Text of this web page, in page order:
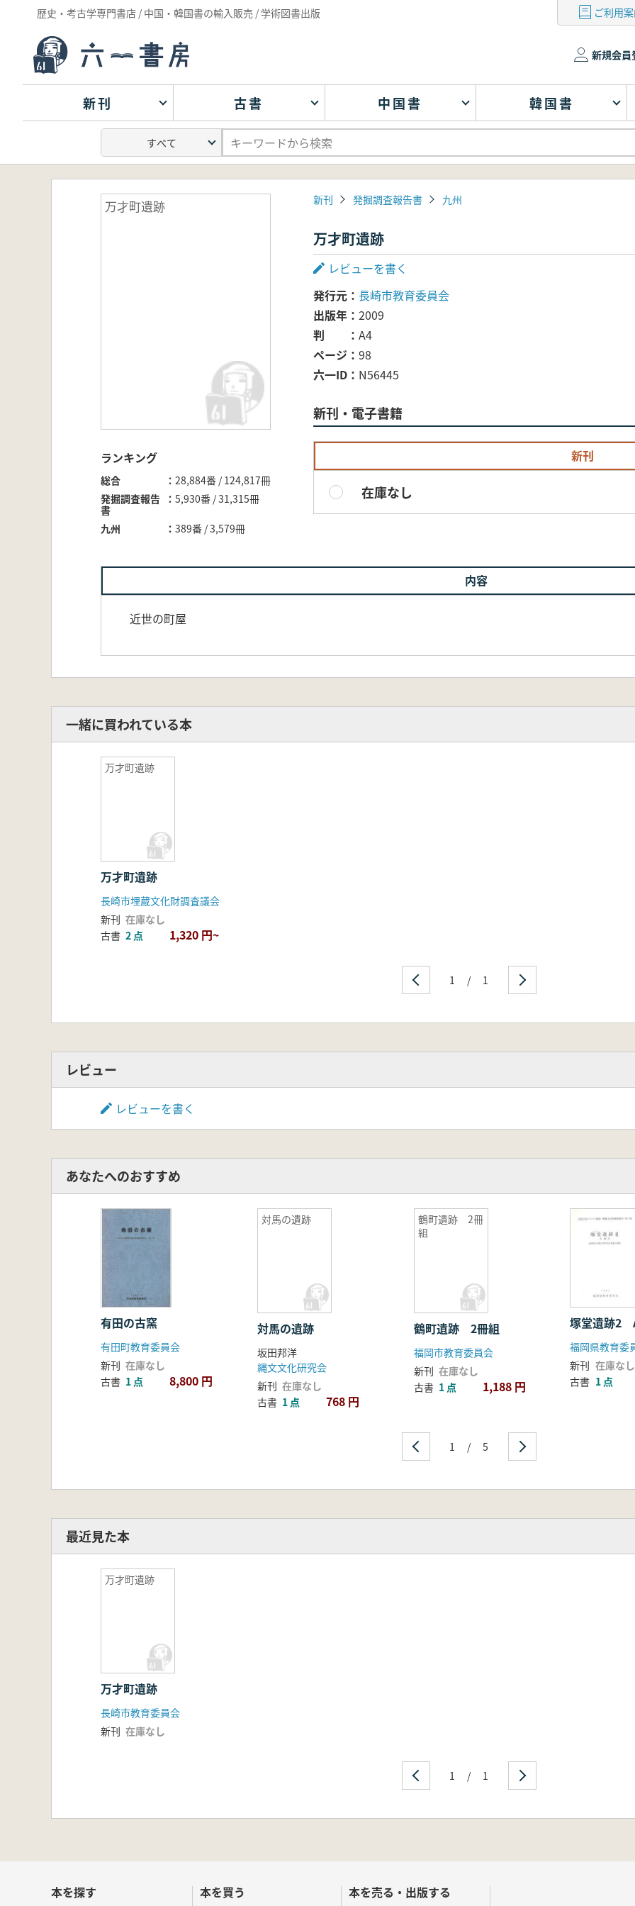
歴史・考古学専門書店 / 中国・韓国書の輸入販売 / 学術図書出版 ご利用
新規会員
新刊 古書 中国書 韓国書
万才町遺跡
ランキング
総合
28,884番 / 124,817冊
発掘調査報告
書
5,930番 / 31,315冊
九州 389番 / 3,579冊
新刊 発掘調査報告書 九州
万才町遺跡
レビューを書く
発行元
長崎市教育委員会
出版年
2009
判
A4
ページ
98
六一ID
N56445
新刊・電子書籍
新刊
在庫なし
内容
近世の町屋
一緒に買われている本
万才町遺跡
万才町遺跡
長崎市埋蔵文化財調査議会
新刊 在庫なし
古書 2 点 1,320 円~
1 / 1
レビュー
レビューを書く
あなたへのおすすめ
有田の古窯
有田町教育委員会
新刊 在庫なし
古書 1 点 8,800 円
対馬の遺跡
対馬の遺跡
坂田邦洋
縄文文化研究会
新刊 在庫なし
古書 1 点 768 円
鶴町遺跡 2冊
組
鶴町遺跡 2冊組
福岡市教育委員会
新刊 在庫なし
古書 1 点 1,188 円
塚堂遺跡2
福岡県教育委
新刊 在庫なし
古書 1 点
1 / 5
最近見た本
万才町遺跡
万才町遺跡
長崎市教育委員会
新刊 在庫なし
1 / 1
本を探す 本を買う 本を売る・出版する